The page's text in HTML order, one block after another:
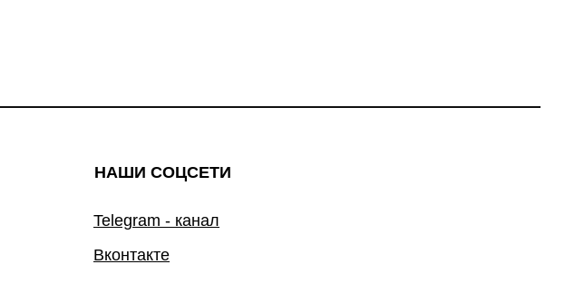
НАШИ СОЦСЕТИ
Telegram - канал
Вконтакте